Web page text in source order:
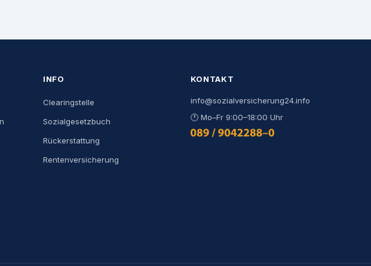
INFO
Clearingstelle
Sozialgesetzbuch
Rückerstattung
Rentenversicherung
KONTAKT
info@sozialversicherung24.info
🕐 Mo–Fr 9:00–18:00 Uhr